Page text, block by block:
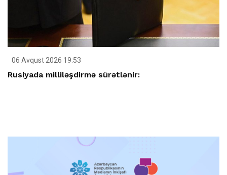
06 Avqust 2026 19:53
Rusiyada milliləşdirmə sürətlənir: